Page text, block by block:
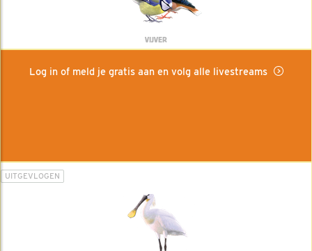
VIJVER
Log in of meld je gratis aan en volg alle livestreams
UITGEVLOGEN